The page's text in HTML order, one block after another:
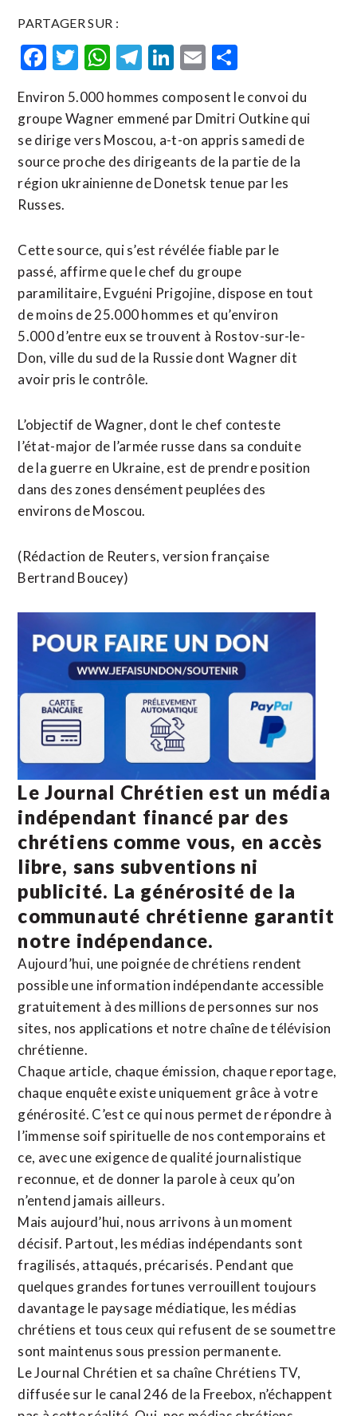
PARTAGER SUR :
Facebook
Twitter
WhatsApp
Telegram
LinkedIn
Email
Environ 5.000 hommes composent le convoi du
groupe Wagner emmené par Dmitri Outkine qui
se dirige vers Moscou, a-t-on appris samedi de
source proche des dirigeants de la partie de la
région ukrainienne de Donetsk tenue par les
Russes.
Cette source, qui s’est révélée fiable par le
passé, affirme que le chef du groupe
paramilitaire, Evguéni Prigojine, dispose en tout
de moins de 25.000 hommes et qu’environ
5.000 d’entre eux se trouvent à Rostov-sur-le-
Don, ville du sud de la Russie dont Wagner dit
avoir pris le contrôle.
L’objectif de Wagner, dont le chef conteste
l’état-major de l’armée russe dans sa conduite
de la guerre en Ukraine, est de prendre position
dans des zones densément peuplées des
environs de Moscou.
(Rédaction de Reuters, version française
Bertrand Boucey)
Le Journal Chrétien est un média
indépendant financé par des
chrétiens comme vous, en accès
libre, sans subventions ni
publicité. La générosité de la
communauté chrétienne garantit
notre indépendance.
Aujourd’hui, une poignée de chrétiens rendent
possible une information indépendante accessible
gratuitement à des millions de personnes sur nos
sites, nos applications et notre chaîne de télévision
chrétienne.
Chaque article, chaque émission, chaque reportage,
chaque enquête existe uniquement grâce à votre
générosité. C’est ce qui nous permet de répondre à
l’immense soif spirituelle de nos contemporains et
ce, avec une exigence de qualité journalistique
reconnue, et de donner la parole à ceux qu’on
n’entend jamais ailleurs.
Mais aujourd’hui, nous arrivons à un moment
décisif. Partout, les médias indépendants sont
fragilisés, attaqués, précarisés. Pendant que
quelques grandes fortunes verrouillent toujours
davantage le paysage médiatique, les médias
chrétiens et tous ceux qui refusent de se soumettre
sont maintenus sous pression permanente.
Le Journal Chrétien et sa chaîne Chrétiens TV,
diffusée sur le canal 246 de la Freebox, n’échappent